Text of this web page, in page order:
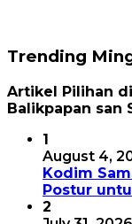
Trending
Artikel Pilihan
Balikpapan san
1
August 4,
Kodim
Postur
2